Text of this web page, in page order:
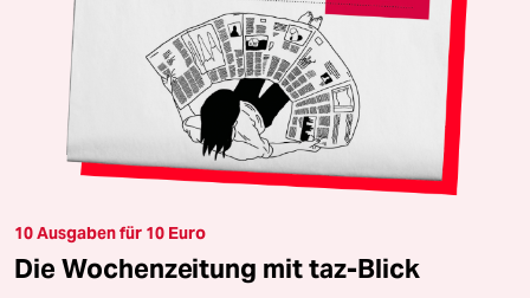
10 Ausgaben für 10 Euro
Die Wochenzeitung mit taz-Blick